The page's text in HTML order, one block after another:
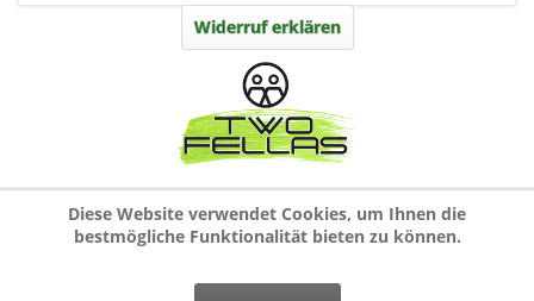
Widerruf erklären
Diese Website verwendet Cookies, um Ihnen die
bestmögliche Funktionalität bieten zu können.